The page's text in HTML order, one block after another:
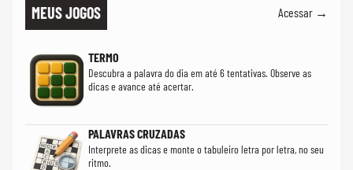
MEUS JOGOS Acessar →
TERMO
Descubra a palavra do dia em até 6 tentativas. Observe as
dicas e avance até acertar.
PALAVRAS CRUZADAS
Interprete as dicas e monte o tabuleiro letra por letra, no seu
ritmo.